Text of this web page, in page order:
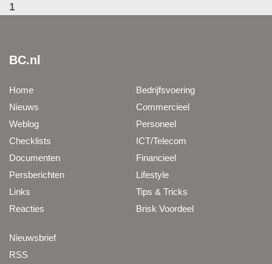
1
BC.nl
Home
Nieuws
Weblog
Checklists
Documenten
Persberichten
Links
Reacties
Bedrijfsvoering
Commercieel
Personeel
ICT/Telecom
Financieel
Lifestyle
Tips & Tricks
Brisk Voordeel
Nieuwsbrief
RSS